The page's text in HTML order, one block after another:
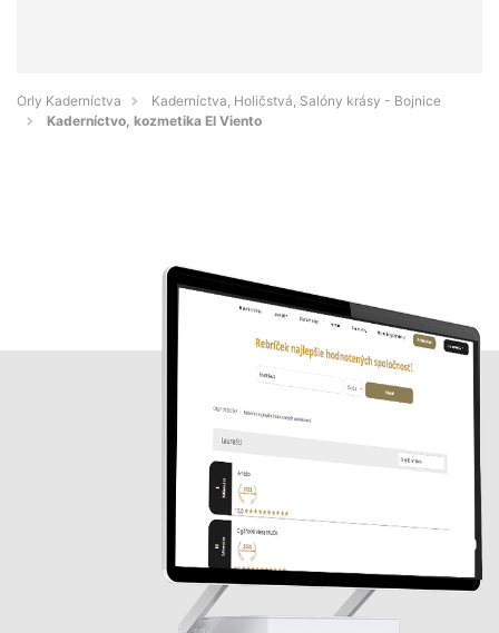
Orly Kaderníctva
Kaderníctva, Holičstvá, Salóny krásy - Bojnice
Kaderníctvo, kozmetika El Viento